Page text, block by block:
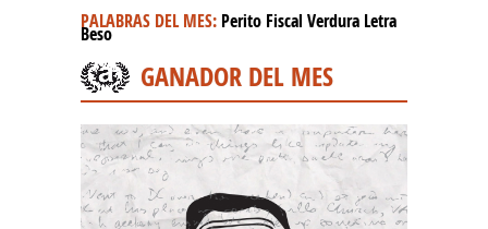
PALABRAS DEL MES: Perito Fiscal Verdura Letra
Beso
GANADOR DEL MES